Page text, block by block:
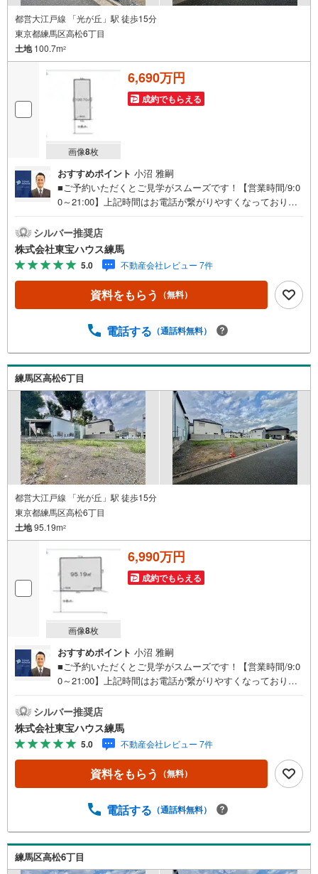
都営大江戸線 「光が丘」駅 徒歩15分
東京都練馬区高松6丁目
土地100.7m2
画像8枚
6,690万円
成約でもらえる
おすすめポイント 小沼 雅嗣
■ご予約いただくとご見学がスムーズです！【営業時間/9:0
0～21:00】上記時間はお電話が繋がりやすくなっておりま
にお電話ください！下記のお申込み方法も可能です！ご見
学希望のお客様:右上の「室内・現地を見学する」をクリッ
クして下さい。資料請求希望のお客様:右上の「資料をもら
う」をクリックして下さい。【東宝ハウス練馬のポイン
ト】（1）不動産のご提案から資金計画・ライフシミュレー
ションのご相談・無理のないライフプラン、提携による低
生活」を「未来カレンダー」で見える化します。（2）ご購
ポート」・漠然としたキャッシュフローのグラフ化、効果
的な生命保険の見直し、繰り上げ返済の効果的なタイミン
グなどご提案させて頂きます。■ご案内方法ご自宅へお迎
え・最寄駅等でお待ち合わせ、弊社へのご来社など、ご相
談くださいませ。■お車の無料提携駐車場がございます。
シルバー推奨店
株式会社東宝ハウス練馬
5.0 不動産会社レビュー 7件
資料をもらう （無料）
電話する （通話料無料）
練馬区高松6丁目
都営大江戸線 「光が丘」駅 徒歩15分
東京都練馬区高松6丁目
土地95.19m2
画像8枚
6,990万円
成約でもらえる
おすすめポイント 小沼 雅嗣
■ご予約いただくとご見学がスムーズです！【営業時間/9:0
0～21:00】上記時間はお電話が繋がりやすくなっておりま
にお電話ください！下記のお申込み方法も可能です！ご見
学希望のお客様:右上の「室内・現地を見学する」をクリッ
クして下さい。資料請求希望のお客様:右上の「資料をもら
う」をクリックして下さい。【東宝ハウス練馬のポイン
ト】（1）不動産のご提案から資金計画・ライフシミュレー
ションのご相談・無理のないライフプラン、提携による低
生活」を「未来カレンダー」で見える化します。（2）ご購
ポート」・漠然としたキャッシュフローのグラフ化、効果
的な生命保険の見直し、繰り上げ返済の効果的なタイミン
グなどご提案させて頂きます。■ご案内方法ご自宅へお迎
シルバー推奨店
株式会社東宝ハウス練馬
5.0 不動産会社レビュー 7件
資料をもらう （無料）
電話する （通話料無料）
練馬区高松6丁目